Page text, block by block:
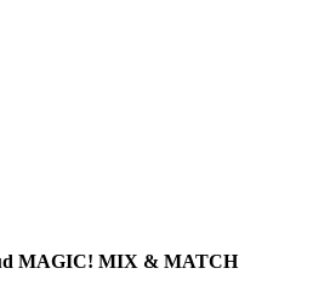
MAGIC! MIX & MATCH